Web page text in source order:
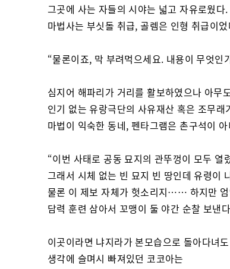
그곳에 사는 자들의 시야는 넓고 자유로웠다.
마법사는 부싯돌 취급, 골렘은 인형 취급이
“물론이죠, 막 부려먹으세요. 내용이 무엇인
심지어 해파리가 거리를 활보하였으나 아무
인기 없는 유랑극단의 사유재산 혹은 조무
마법이 익숙한 동네, 펜타그램은 촌구석이
“이번 사태로 공동 묘지의 관뚜껑이 모두 열
그래서 시체 없는 빈 묘지 빈 땅인데 유령이
물론 이 제보 자체가 헛소리지…… 하지만
담력 훈련 삼아서 꼬맹이 둘 야간 순찰 보낸
이곳이라면 냐지라가 본모습으로 돌아다녀
생각에 슬며시 빠져있던 코코아는